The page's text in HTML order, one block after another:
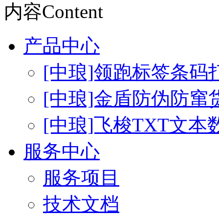
内容Content
产品中心
[中琅]领跑标签条码
[中琅]金盾防伪防窜
[中琅]飞梭TXT文本
服务中心
服务项目
技术文档